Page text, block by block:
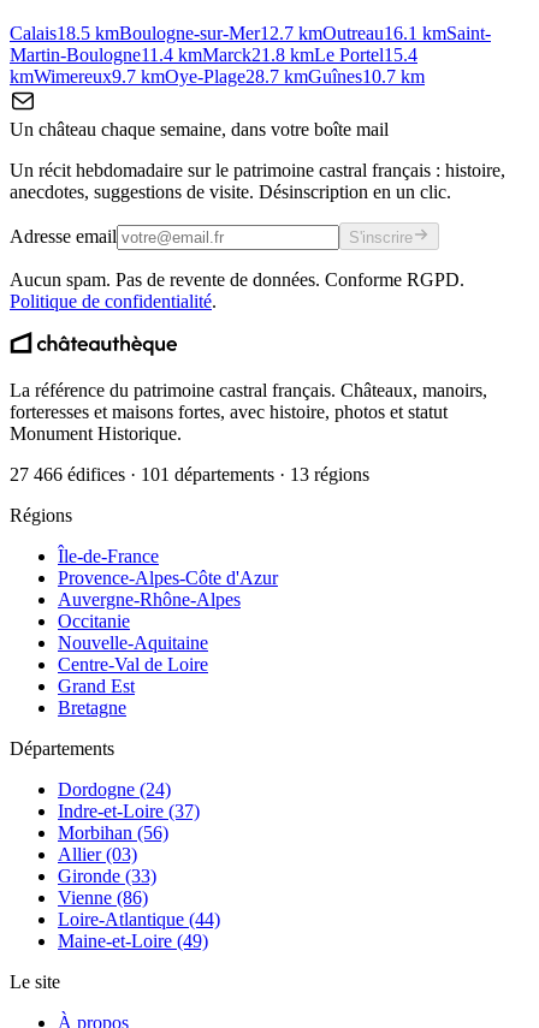
Calais18.5 kmBoulogne-sur-Mer12.7 kmOutreau16.1 kmSaint-
Martin-Boulogne11.4 kmMarck21.8 kmLe Portel15.4
kmWimereux9.7 kmOye-Plage28.7 kmGuînes10.7 km
Un château chaque semaine, dans votre boîte mail
Un récit hebdomadaire sur le patrimoine castral français : histoire,
anecdotes, suggestions de visite. Désinscription en un clic.
Adresse email S'inscrire
Aucun spam. Pas de revente de données. Conforme RGPD.
Politique de confidentialité.
La référence du patrimoine castral français. Châteaux, manoirs,
forteresses et maisons fortes, avec histoire, photos et statut
Monument Historique.
27 466 édifices · 101 départements · 13 régions
Régions
Île-de-France
Provence-Alpes-Côte d'Azur
Auvergne-Rhône-Alpes
Occitanie
Nouvelle-Aquitaine
Centre-Val de Loire
Grand Est
Bretagne
Départements
Dordogne (24)
Indre-et-Loire (37)
Morbihan (56)
Allier (03)
Gironde (33)
Vienne (86)
Loire-Atlantique (44)
Maine-et-Loire (49)
Le site
À propos